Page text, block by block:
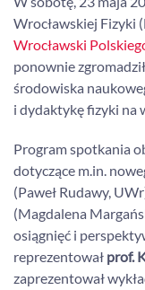
Wrocławskiej Fizyki
Wrocławski
ponownie
środowiska
i dydaktykę fizyki na
Program spotkania
dotyczące m.in.
(Paweł Rudawy,
(Magdalena
osiągnięć i
reprezentował prof.
zaprezentował